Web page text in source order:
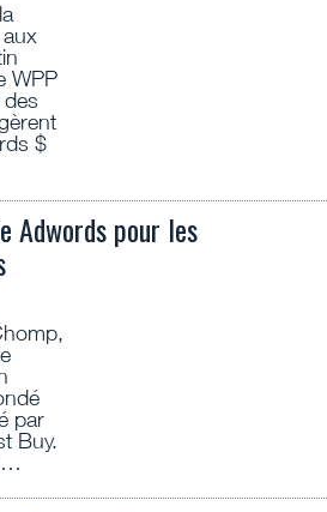
WPP
des
$
Adwords pour les
par
Buy.
…